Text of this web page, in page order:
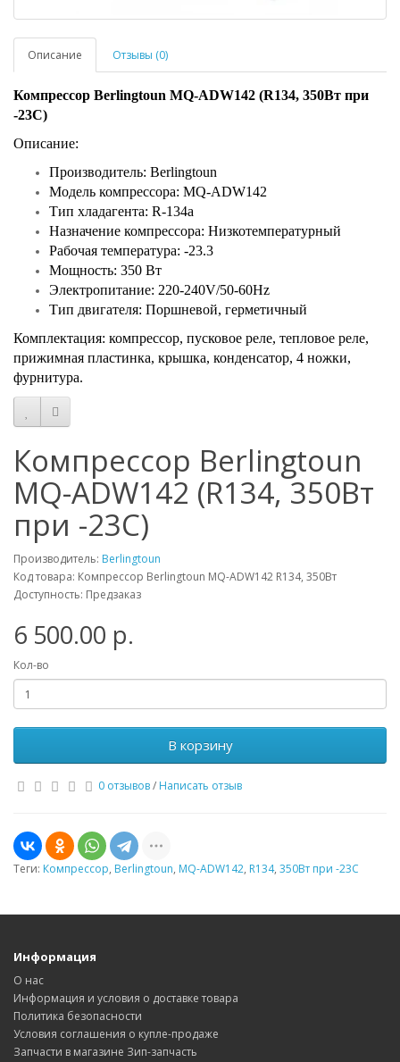
Описание Отзывы (0)
Компрессор Berlingtoun MQ-ADW142 (R134, 350Вт при
-23С)
Описание:
Производитель: Berlingtoun
Модель компрессора: MQ-ADW142
Тип хладагента: R-134a
Назначение компрессора: Низкотемпературный
Рабочая температура: -23.3
Мощность: 350 Вт
Электропитание: 220-240V/50-60Hz
Тип двигателя: Поршневой, герметичный
Комплектация: компрессор, пусковое реле, тепловое реле,
прижимная пластинка, крышка, конденсатор, 4 ножки,
фурнитура.
Компрессор Berlingtoun
MQ-ADW142 (R134, 350Вт
при -23С)
Производитель: Berlingtoun
Код товара: Компрессор Berlingtoun MQ-ADW142 R134, 350Вт
Доступность: Предзаказ
6 500.00 р.
Кол-во
В корзину
0 отзывов/ Написать отзыв
Теги: Компрессор, Berlingtoun, MQ-ADW142, R134, 350Вт при -23С
Информация
О нас
Информация и условия о доставке товара
Политика безопасности
Условия соглашения о купле-продаже
Запчасти в магазине Зип-запчасть